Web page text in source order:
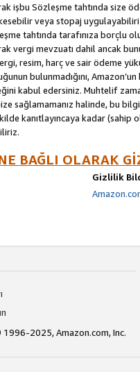
işbu Sözleşme tahtında size
veya stopaj
tahtında tarafınıza borçlu
vergi mevzuatı dahil ancak
resim, harç ve sair ödeme
bulunmadığını,
kabul edersiniz. Muhtelif
sağlamamanız halinde, bu
kanıtlayıncaya kadar
BAĞLI OLARAK
Gizlilik
2025, Amazon.com, Inc.